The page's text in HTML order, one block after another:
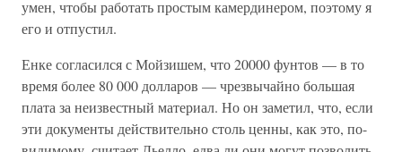
умен, чтобы работать простым камердинером, поэтому я
его и отпустил.
Енке согласился с Мойзишем, что 20000 фунтов — в то
время более 80 000 долларов — чрезвычайно большая
плата за неизвестный материал. Но он заметил, что, если
эти документы действительно столь ценны, как это, по-